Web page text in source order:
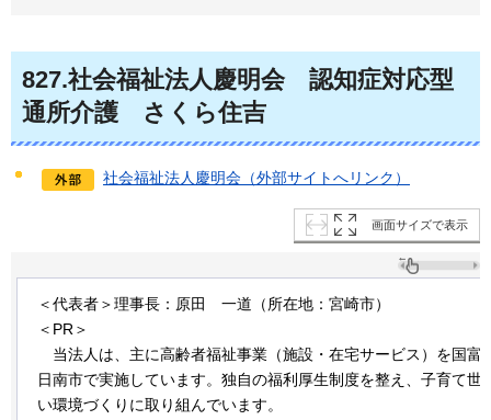
827.社会福祉法人慶明会 認知症対応型
通所介護
さ くら住吉
社会福祉法人慶明会（外部サイトへリンク）
画面サイズで表示
＜代表者＞理事長：原田 一道 （所在地：宮崎市）
＜PR＞
当法人は、主に高齢者福祉事業（施設・在宅サービス）を国富
日南市で実施しています。独自の福利厚生制度を整え、子育て世
い環境づくりに取り組んでいます。